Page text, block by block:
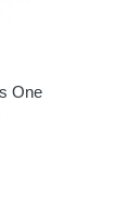
One